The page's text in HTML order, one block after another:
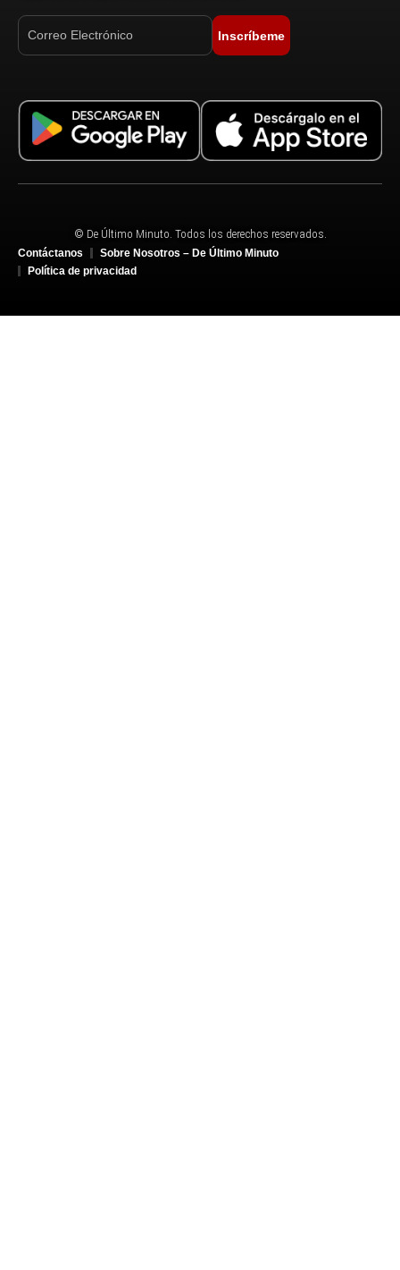
Inscríbeme
© De Último Minuto. Todos los derechos reservados.
Contáctanos
Sobre Nosotros – De Último Minuto
Política de privacidad